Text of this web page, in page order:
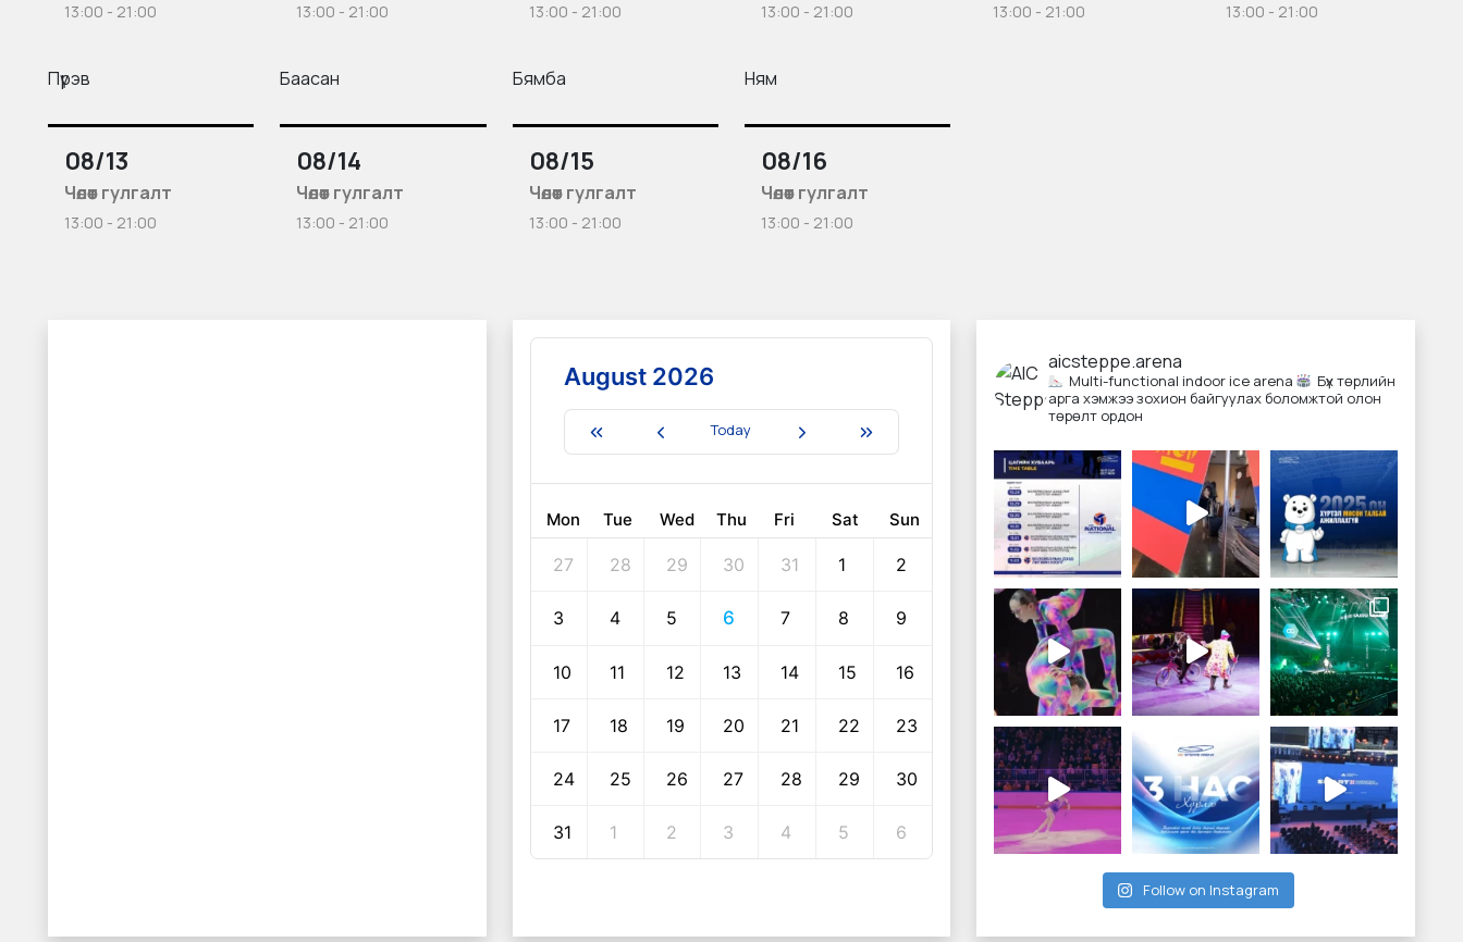
13:00 - 21:00 13:00 - 21:00 13:00 - 21:00 13:00 - 21:00 13:00 - 21:00 13:00 - 21:00
Пүрэв
08/13
Чөлөөт гулгалт
13:00 - 21:00
Баасан
08/14
Чөлөөт гулгалт
13:00 - 21:00
Бямба
08/15
Чөлөөт гулгалт
13:00 - 21:00
Ням
08/16
Чөлөөт гулгалт
13:00 - 21:00
August 2026
Today
Mon Tue Wed Thu Fri Sat Sun
27 28 29 30 31 1 2
3 4 5 6 7 8 9
10 11 12 13 14 15 16
17 18 19 20 21 22 23
24 25 26 27 28 29 30
31 1 2 3 4 5 6
aicsteppe.arena
Multi-functional indoor ice arena
Бүх төрлийн
арга хэмжээ зохион байгуулах боломжтой олон
төрөлт ордон
Follow on Instagram